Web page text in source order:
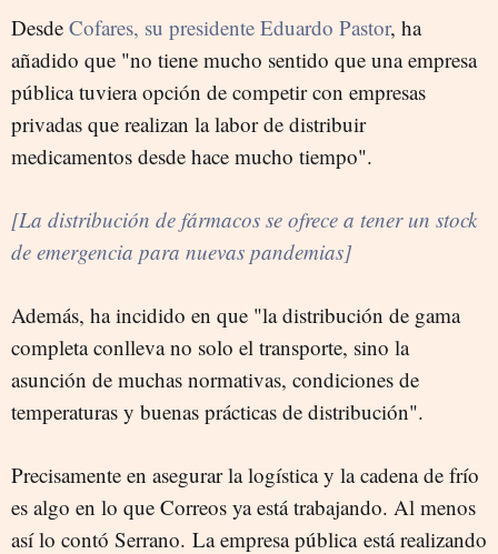
Desde Cofares, su presidente Eduardo Pastor, ha
añadido que "no tiene mucho sentido que una empresa
pública tuviera opción de competir con empresas
privadas que realizan la labor de distribuir
medicamentos desde hace mucho tiempo".
[La distribución de fármacos se ofrece a tener un stock
de emergencia para nuevas pandemias]
Además, ha incidido en que "la distribución de gama
completa conlleva no solo el transporte, sino la
asunción de muchas normativas, condiciones de
temperaturas y buenas prácticas de distribución".
Precisamente en asegurar la logística y la cadena de frío
es algo en lo que Correos ya está trabajando. Al menos
así lo contó Serrano. La empresa pública está realizando